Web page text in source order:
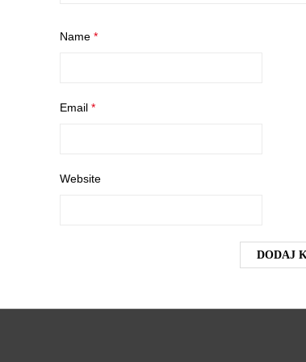
Name *
Email *
Website